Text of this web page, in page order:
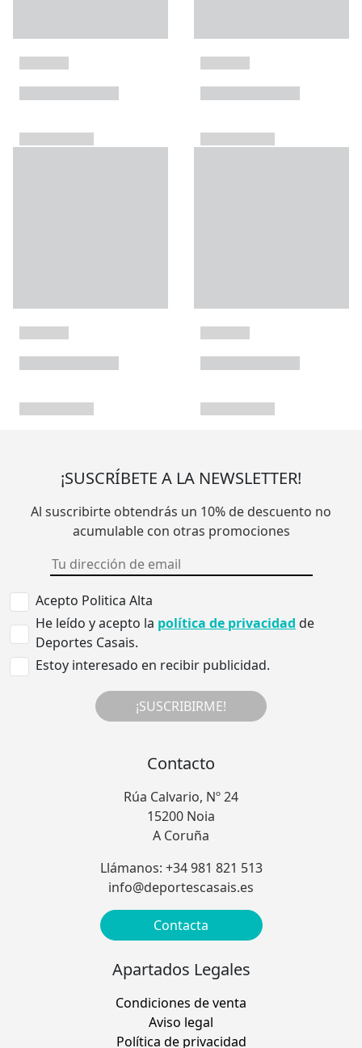
¡SUSCRÍBETE A LA NEWSLETTER!
Al suscribirte obtendrás un 10% de descuento no
acumulable con otras promociones
Acepto Politica Alta
He leído y acepto la política de privacidad de
Deportes Casais.
Estoy interesado en recibir publicidad.
¡SUSCRIBIRME!
Contacto
Rúa Calvario, Nº 24
15200 Noia
A Coruña
Llámanos: +34 981 821 513
info@deportescasais.es
Contacta
Apartados Legales
Condiciones de venta
Aviso legal
Política de privacidad